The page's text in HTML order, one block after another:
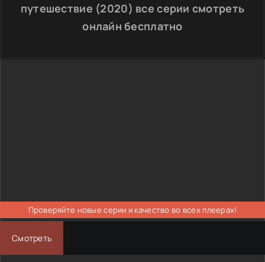
путешествие (2020) все серии смотреть
онлайн бесплатно
Проверяйте новые серии и качество во всех плеерах!
Смотреть